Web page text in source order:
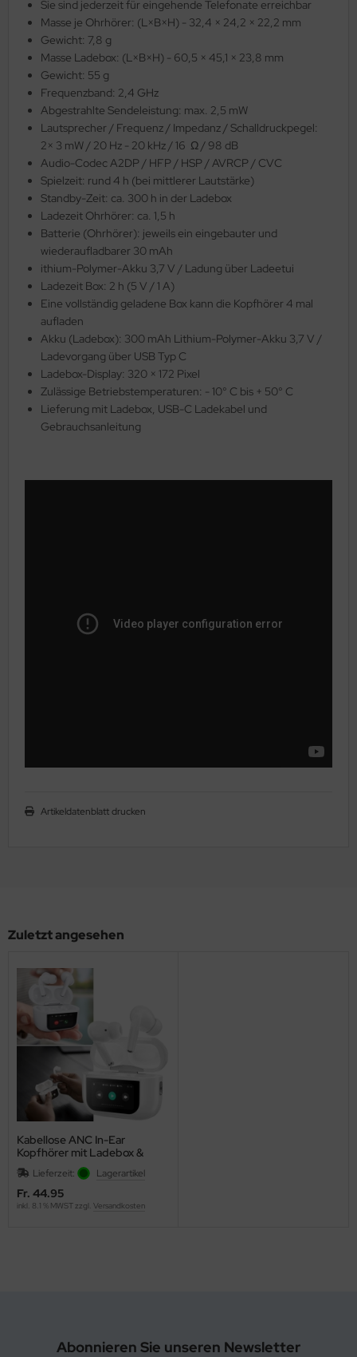
Sie sind jederzeit für eingehende Telefonate erreichbar
Masse je Ohrhörer: (L×B×H) - 32,4 × 24,2 × 22,2 mm
Gewicht: 7,8 g
Masse Ladebox: (L×B×H) - 60,5 × 45,1 × 23,8 mm
Gewicht: 55 g
Frequenzband: 2,4 GHz
Abgestrahlte Sendeleistung: max. 2,5 mW
Lautsprecher / Frequenz / Impedanz / Schalldruckpegel:
2× 3 mW / 20 Hz - 20 kHz / 16 Ω / 98 dB
Audio-Codec A2DP / HFP / HSP / AVRCP / CVC
Spielzeit: rund 4 h (bei mittlerer Lautstärke)
Standby-Zeit: ca. 300 h in der Ladebox
Ladezeit Ohrhörer: ca. 1,5 h
Batterie (Ohrhörer): jeweils ein eingebauter und
wiederaufladbarer 30 mAh
ithium-Polymer-Akku 3,7 V / Ladung über Ladeetui
Ladezeit Box: 2 h (5 V / 1 A)
Eine vollständig geladene Box kann die Kopfhörer 4 mal
aufladen
Akku (Ladebox): 300 mAh Lithium-Polymer-Akku 3,7 V /
Ladevorgang über USB Typ C
Ladebox-Display: 320 × 172 Pixel
Zulässige Betriebstemperaturen: - 10° C bis + 50° C
Lieferung mit Ladebox, USB-C Ladekabel und
Gebrauchsanleitung
Artikeldatenblatt drucken
Zuletzt angesehen
Kabellose ANC In-Ear
Kopfhörer mit Ladebox &
Touchscreen
Lieferzeit: Lagerartikel
Fr. 44.95
inkl. 8.1 % MWST zzgl. Versandkosten
Abonnieren Sie unseren Newsletter